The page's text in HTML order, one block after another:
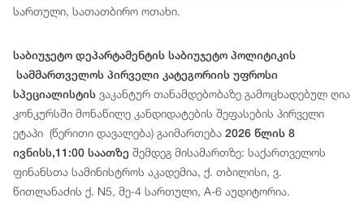
სართული, სათათბირო ოთახი.
საბიუჯეტო დეპარტამენტის საბიუჯეტო პოლიტიკის
სამმართველოს პირველი კატეგორიის უფროსი
სპეციალისტის ვაკანტურ თანამდებობაზე გამოცხადებულ ღია
კონკურსში მონაწილე კანდიდატების შეფასების პირველი
ეტაპი (წერითი დავალება) გაიმართება 2026 წლის 8
ივნისს,11:00 საათზე შემდეგ მისამართზე: საქართველოს
ფინანსთა სამინისტროს აკადემია, ქ. თბილისი, ვ.
წითლანაძის ქ. N5, მე-4 სართული, A-6 აუდიტორია.